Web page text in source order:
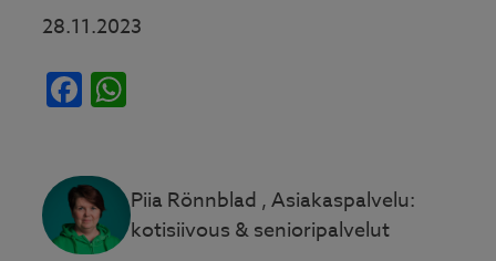
28.11.2023
Facebook
Piia Rönnblad , Asiakaspalvelu:
kotisiivous & senioripalvelut